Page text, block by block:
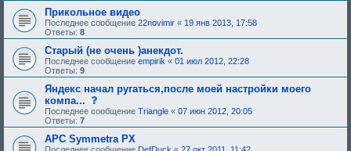
Прикольное видео
Последнее сообщение 22novimir « 19 янв 2013, 17:58
Ответы: 8
Старый (не очень )анекдот.
Последнее сообщение empirik « 01 июл 2012, 22:28
Ответы: 9
Яндекс начал ругаться,после моей настройки моего
компа...
о
о
б
щ
е
Последнее сообщение Triangle « 07 июн 2012, 20:05
Ответы: 7
APC Symmetra PX